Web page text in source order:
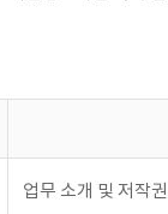
업무 소개 및 저작